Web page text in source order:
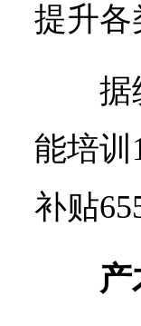
提升各
据
能培训
补贴